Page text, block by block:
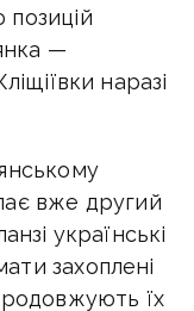
—
наразі
вже другий
українські
захоплені
їх